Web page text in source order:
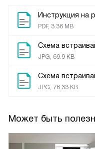
Инструкция на
PDF, 3.36 MB
Схема
JPG, 69.9 KB
Схема
JPG, 76.33 KB
Может быть